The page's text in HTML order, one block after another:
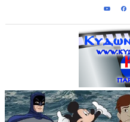
Κυδωνίαι Φιλμ -